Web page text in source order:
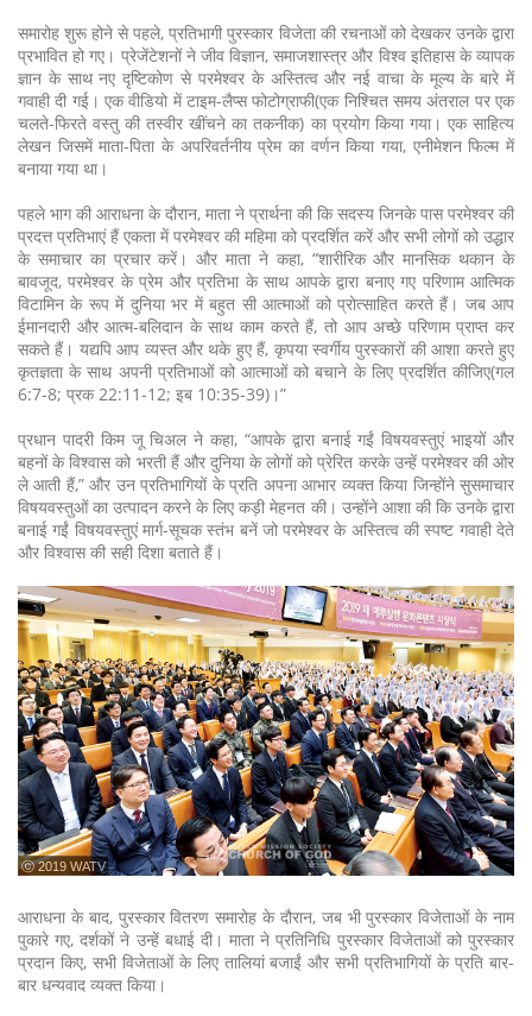
समारोह शुरू होने से पहले, प्रतिभागी पुरस्कार विजेता की रचनाओं को देखकर उनके द्वारा
प्रभावित हो गए। प्रेजेंटेशनों ने जीव विज्ञान, समाजशास्त्र और विश्व इतिहास के व्यापक
ज्ञान के साथ नए दृष्टिकोण से परमेश्वर के अस्तित्व और नई वाचा के मूल्य के बारे में
गवाही दी गई। एक वीडियो में टाइम-लैप्स फोटोग्राफी(एक निश्चित समय अंतराल पर एक
चलते-फिरते वस्तु की तस्वीर खींचने का तकनीक) का प्रयोग किया गया। एक साहित्य
लेखन जिसमें माता-पिता के अपरिवर्तनीय प्रेम का वर्णन किया गया, एनीमेशन फिल्म में
बनाया गया था।
पहले भाग की आराधना के दौरान, माता ने प्रार्थना की कि सदस्य जिनके पास परमेश्वर की
प्रदत्त प्रतिभाएं हैं एकता में परमेश्वर की महिमा को प्रदर्शित करें और सभी लोगों को उद्धार
के समाचार का प्रचार करें। और माता ने कहा, “शारीरिक और मानसिक थकान के
बावजूद, परमेश्वर के प्रेम और प्रतिभा के साथ आपके द्वारा बनाए गए परिणाम आत्मिक
विटामिन के रूप में दुनिया भर में बहुत सी आत्माओं को प्रोत्साहित करते हैं। जब आप
ईमानदारी और आत्म-बलिदान के साथ काम करते हैं, तो आप अच्छे परिणाम प्राप्त कर
सकते हैं। यद्यपि आप व्यस्त और थके हुए हैं, कृपया स्वर्गीय पुरस्कारों की आशा करते हुए
कृतज्ञता के साथ अपनी प्रतिभाओं को आत्माओं को बचाने के लिए प्रदर्शित कीजिए(गल
6:7-8; प्रक 22:11-12; इब 10:35-39)।”
प्रधान पादरी किम जू चिअल ने कहा, “आपके द्वारा बनाई गईं विषयवस्तुएं भाइयों और
बहनों के विश्वास को भरती हैं और दुनिया के लोगों को प्रेरित करके उन्हें परमेश्वर की ओर
ले आती हैं,” और उन प्रतिभागियों के प्रति अपना आभार व्यक्त किया जिन्होंने सुसमाचार
विषयवस्तुओं का उत्पादन करने के लिए कड़ी मेहनत की। उन्होंने आशा की कि उनके द्वारा
बनाई गईं विषयवस्तुएं मार्ग-सूचक स्तंभ बनें जो परमेश्वर के अस्तित्व की स्पष्ट गवाही देते
और विश्वास की सही दिशा बताते हैं।
ⓒ 2019 WATV
आराधना के बाद, पुरस्कार वितरण समारोह के दौरान, जब भी पुरस्कार विजेताओं के नाम
पुकारे गए, दर्शकों ने उन्हें बधाई दी। माता ने प्रतिनिधि पुरस्कार विजेताओं को पुरस्कार
प्रदान किए, सभी विजेताओं के लिए तालियां बजाईं और सभी प्रतिभागियों के प्रति बार-
बार धन्यवाद व्यक्त किया।